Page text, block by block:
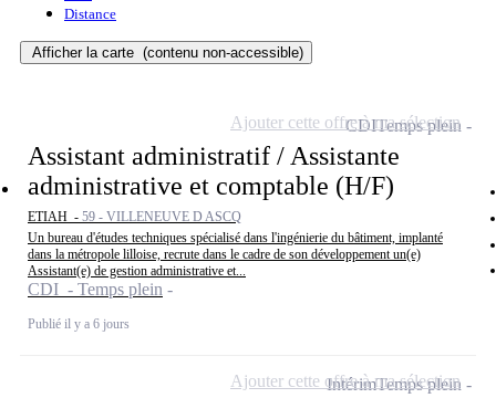
Distance
Afficher la carte (contenu non-accessible)
Assistant administratif / Assistante
administrative et comptable (H/F)
ETIAH - 59 - VILLENEUVE D ASCQ
Un bureau d'études techniques spécialisé dans l'ingénierie du bâtiment, implanté
dans la métropole lilloise, recrute dans le cadre de son développement un(e)
Assistant(e) de gestion administrative et...
CDI - Temps plein
Publié il y a 6 jours
CDITemps plein
Ajouter cette offre à ma sélection
IntérimTemps plein
Ajouter cette offre à ma sélection